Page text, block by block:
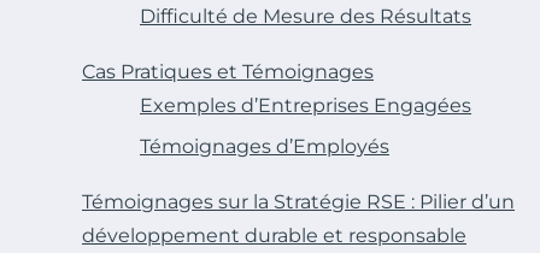
Difficulté de Mesure des Résultats
Cas Pratiques et Témoignages
Exemples d’Entreprises Engagées
Témoignages d’Employés
Témoignages sur la Stratégie RSE : Pilier d’un
développement durable et responsable